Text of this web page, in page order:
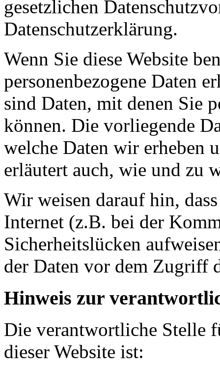
gesetzlichen
Datenschutzerklärung.
Wenn Sie diese Website
personenbezogene Daten
sind Daten, mit denen Sie
können. Die vorliegende
welche Daten wir erheben
erläutert auch, wie und zu
Wir weisen darauf hin,
Internet (z.B. bei der
Sicherheitslücken
der Daten vor dem Zugriff
Hinweis zur
Die verantwortliche Stelle
dieser Website ist: